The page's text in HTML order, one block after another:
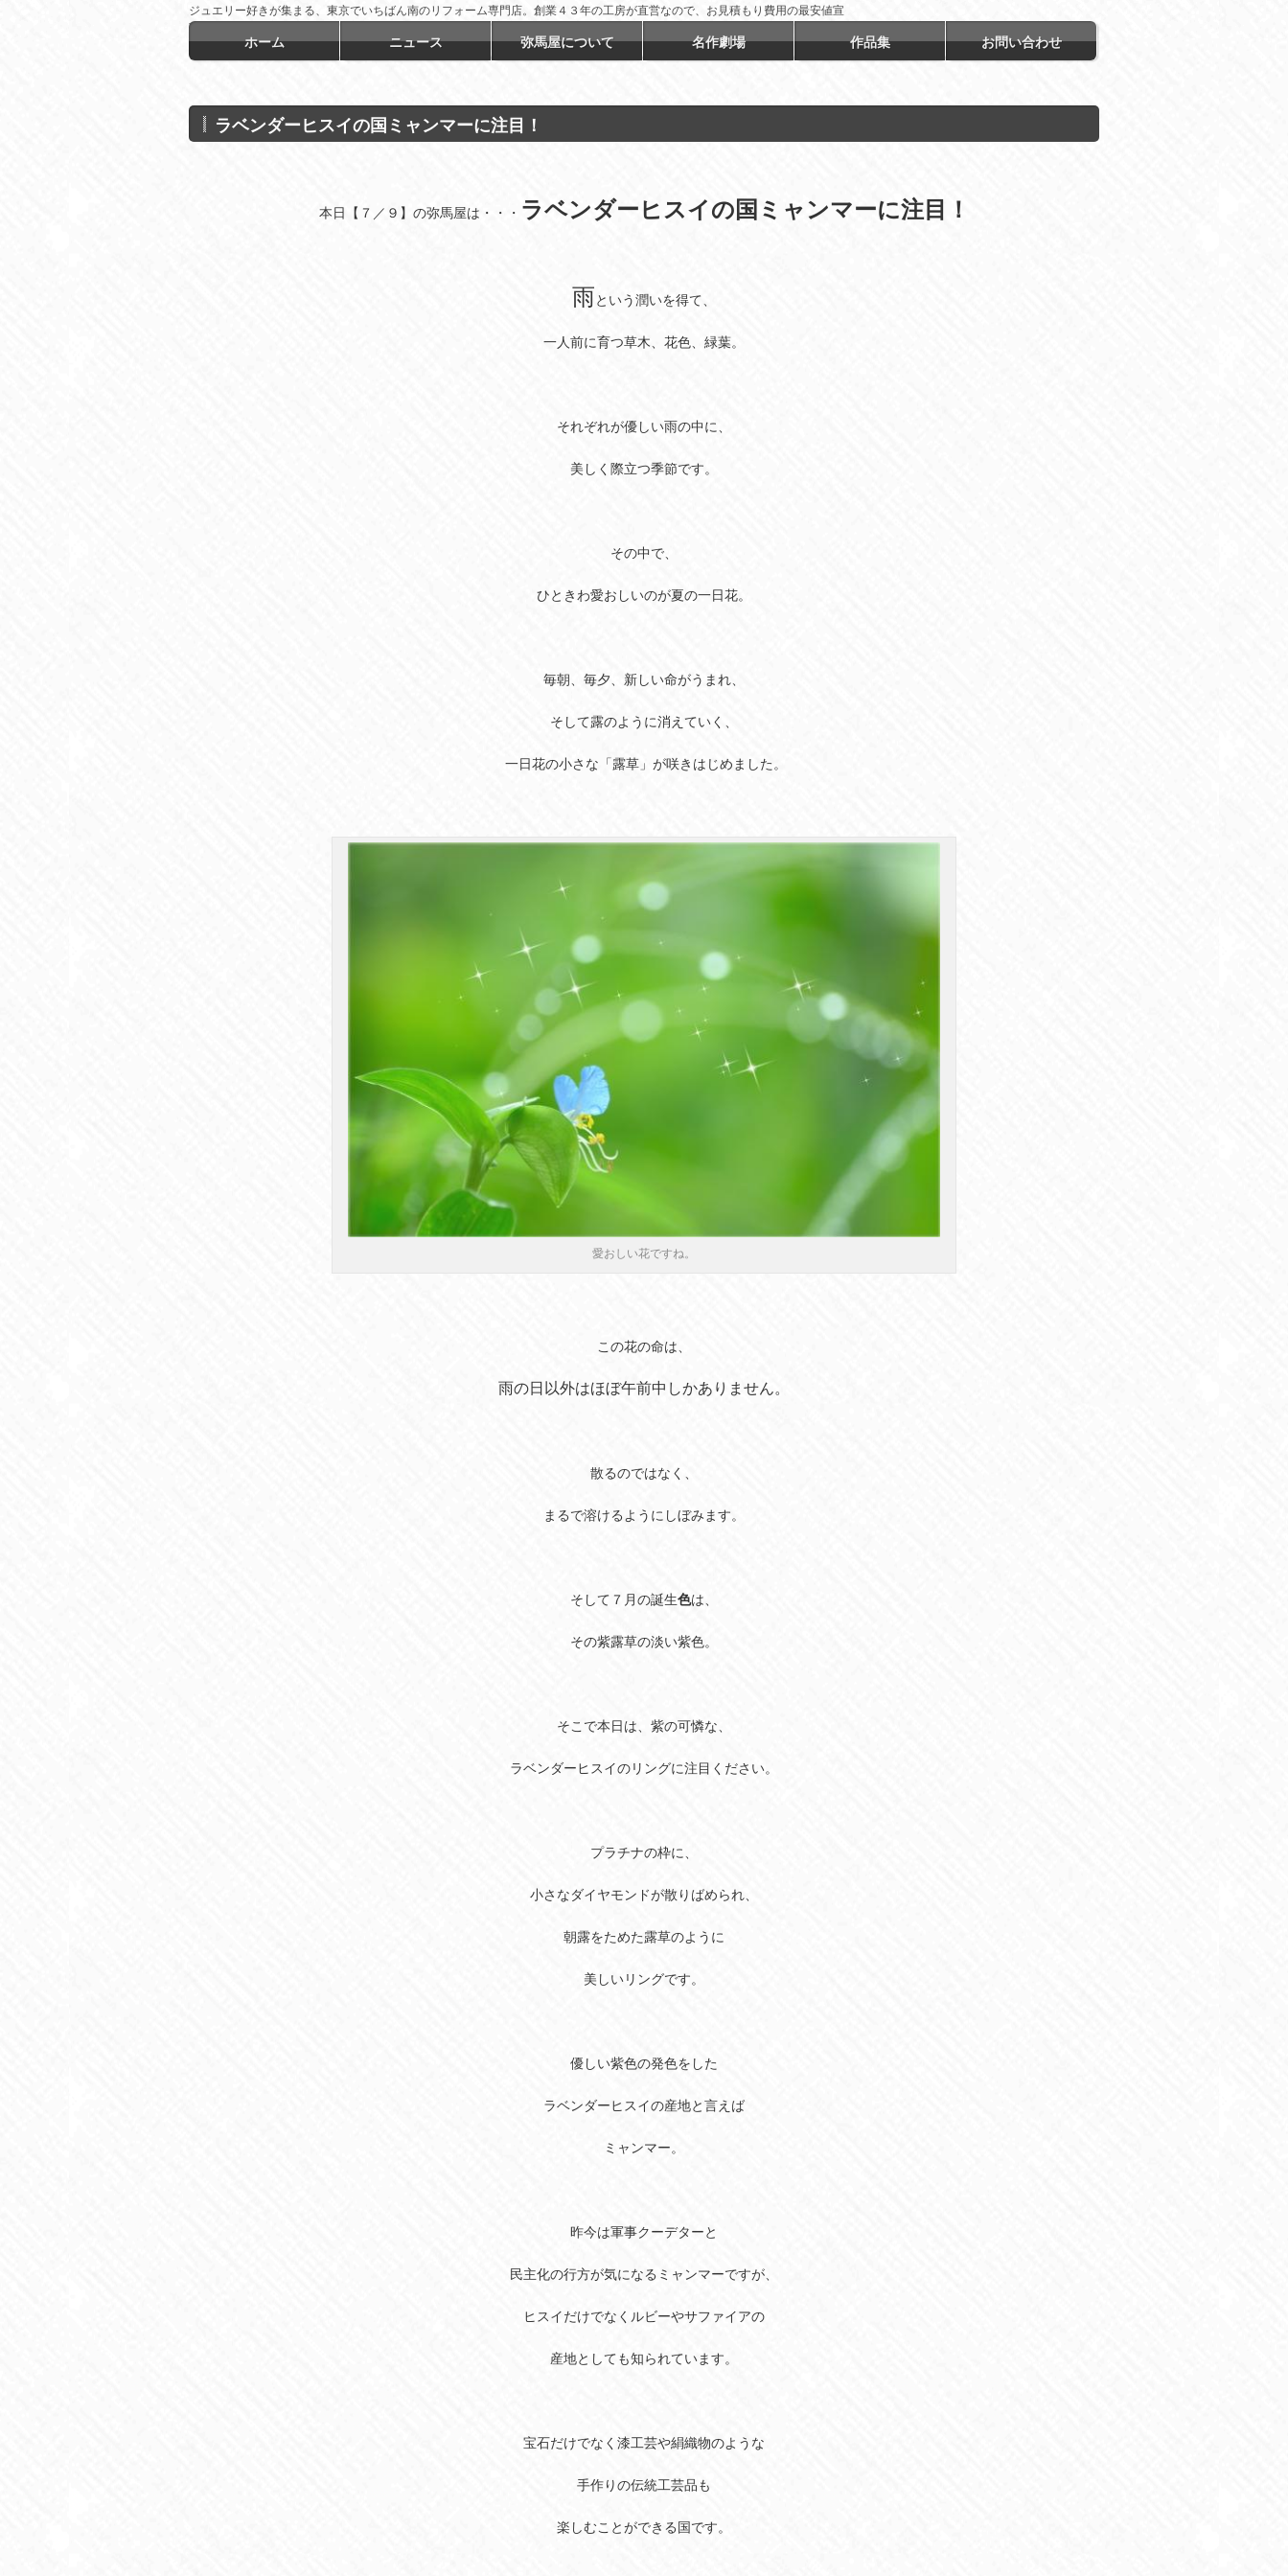
ジュエリー好きが集まる、東京でいちばん南のリフォーム専門店。創業４３年の工房が直営なので、お見積もり費用の最安値宣
言！
ホーム ニュース 弥馬屋について 名作劇場 作品集 お問い合わせ
ラベンダーヒスイの国ミャンマーに注目！
本日【７／９】の弥馬屋は・・・ ラベンダーヒスイの国ミャンマーに注目！
雨という潤いを得て、
一人前に育つ草木、花色、緑葉。
それぞれが優しい雨の中に、
美しく際立つ季節です。
その中で、
ひときわ愛おしいのが夏の一日花。
毎朝、毎夕、新しい命がうまれ、
そして露のように消えていく、
一日花の小さな「露草」が咲きはじめました。
愛おしい花ですね。
この花の命は、
雨の日以外はほぼ午前中しかありません。
散るのではなく、
まるで溶けるようにしぼみます。
そして７月の誕生色は、
その紫露草の淡い紫色。
そこで本日は、紫の可憐な、
ラベンダーヒスイのリングに注目ください。
プラチナの枠に、
小さなダイヤモンドが散りばめられ、
朝露をためた露草のように
美しいリングです。
優しい紫色の発色をした
ラベンダーヒスイの産地と言えば
ミャンマー。
昨今は軍事クーデターと
民主化の行方が気になるミャンマーですが、
ヒスイだけでなくルビーやサファイアの
産地としても知られています。
宝石だけでなく漆工芸や絹織物のような
手作りの伝統工芸品も
楽しむことができる国です。